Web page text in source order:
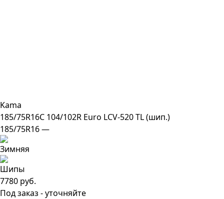
Kama
185/75R16C 104/102R Euro LCV-520 TL (шип.)
185/75R16 —
7780 руб.
Под заказ - уточняйте